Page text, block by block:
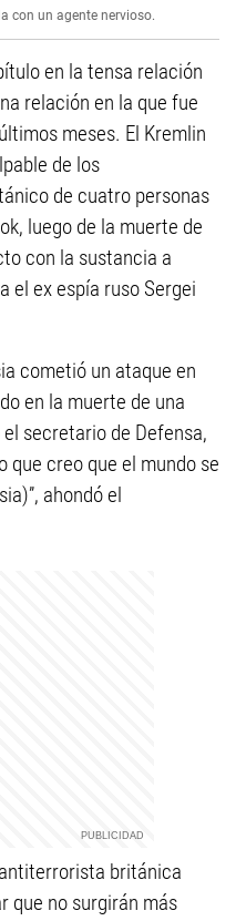
con un agente nervioso.
en la tensa relación
relación en la que fue
meses. El Kremlin
de los
de cuatro personas
luego de la muerte de
con la sustancia a
el ex espía ruso Sergei
cometió un ataque en
en la muerte de una
secretario de Defensa,
que creo que el mundo se
ahondó el
británica
que no surgirán más